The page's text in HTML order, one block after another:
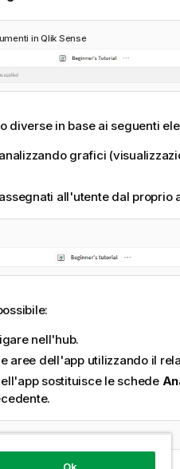
in Qlik Sense
diverse in base ai seguenti
grafici
all'utente dal proprio
nell'hub.
aree dell'app utilizzando il
sostituisce le schede